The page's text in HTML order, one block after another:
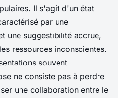
Il s'agit d'un état
par une
une suggestibilité accrue,
ressources inconscientes.
souvent
ne consiste pas à perdre
une collaboration entre le